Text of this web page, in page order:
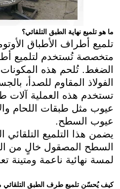
ما هو تلميع نهاية الطبق التلقائي؟
تلميع أطراف الأطباق
متخصصة تُستخدم لتلميع
الضغط. تُلحم هذه
الفولاذ المقاوم للصدأ،
تستخدم هذه العملية آلات
عيوب مثل طبقات اللحام
عيوب السطح.
يضمن هذا التلميع التلقائي
السطح المصقول خالٍ من
لمسة نهائية ناعمة ومتينة
كيف يُحسّن تلميع طرف الطبق